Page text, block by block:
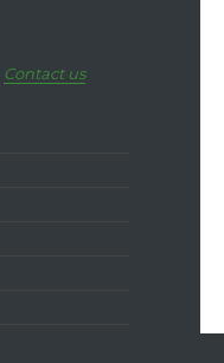
Contact us